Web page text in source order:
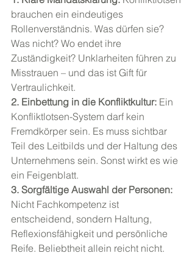
brauchen ein eindeutiges
Rollenverständnis. Was dürfen sie?
Was nicht? Wo endet ihre
Zuständigkeit? Unklarheiten führen zu
Misstrauen – und das ist Gift für
Vertraulichkeit.
2. Einbettung in die Konfliktkultur: Ein
Konfliktlotsen-System darf kein
Fremdkörper sein. Es muss sichtbar
Teil des Leitbilds und der Haltung des
Unternehmens sein. Sonst wirkt es wie
ein Feigenblatt.
3. Sorgfältige Auswahl der Personen:
Nicht Fachkompetenz ist
entscheidend, sondern Haltung,
Reflexionsfähigkeit und persönliche
Reife. Beliebtheit allein reicht nicht.